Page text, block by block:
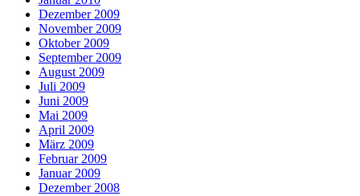
Dezember 2009
November 2009
Oktober 2009
September 2009
August 2009
Juli 2009
Juni 2009
Mai 2009
April 2009
März 2009
Februar 2009
Januar 2009
Dezember 2008